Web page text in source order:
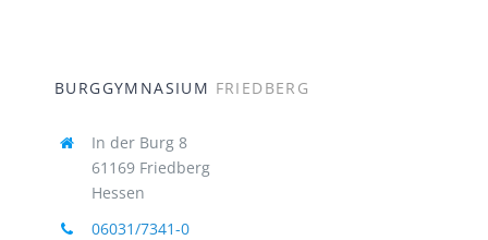
BURGGYMNASIUM FRIEDBERG
In der Burg 8
61169 Friedberg
Hessen
06031/7341-0